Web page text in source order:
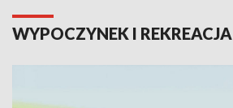
WYPOCZYNEK I REKREACJA